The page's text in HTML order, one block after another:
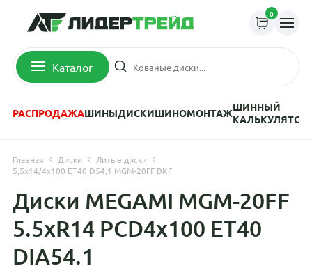
0
Каталог
РАСПРОДАЖАШИНЫДИСКИШИНОМОНТАЖШИННЫЙ
КАЛЬКУЛЯТОР
Главная Диски
Литые диски
5,5x14/4x100 ET40 D54,1 MGM-20FF BKF
Диски MEGAMI MGM-20FF
5.5xR14 PCD4x100 ET40
DIA54.1